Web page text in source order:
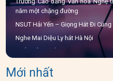
năm một chặng đường
NSUT Hải Yến – Giọng Hát Đi
Nghe Mai Diệu Ly hát Hà Nội
NSUT HUY HÙNG - GIỌNG HÁT
Mới nhất